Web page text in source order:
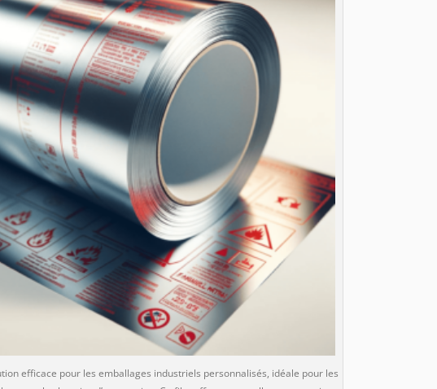
efficace pour les emballages industriels personnalisés, idéale pour les